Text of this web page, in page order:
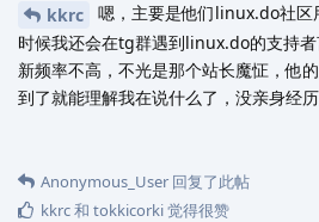
kkrc
嗯，主要是他们linux.do社区
时候我还会在tg群遇到linux.do的支持
新频率不高，不光是那个站长魔怔，他
到了就能理解我在说什么了，没亲身经历
Anonymous_User 回复了此帖
kkrc和 tokkicorki觉得很赞